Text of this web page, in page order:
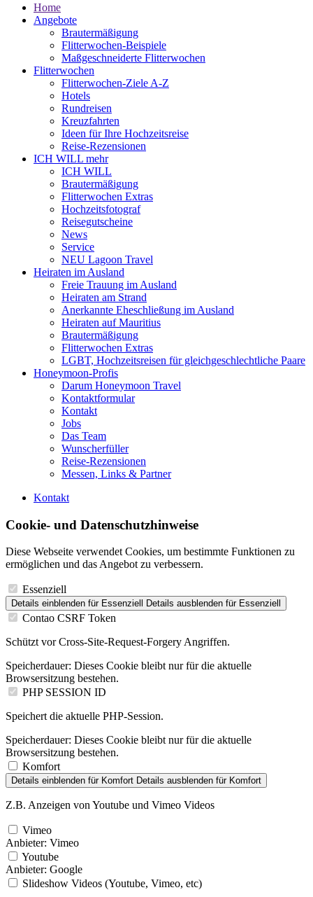
Home
Angebote
Brautermäßigung
Flitterwochen-Beispiele
Maßgeschneiderte Flitterwochen
Flitterwochen
Flitterwochen-Ziele A-Z
Hotels
Rundreisen
Kreuzfahrten
Ideen für Ihre Hochzeitsreise
Reise-Rezensionen
ICH WILL mehr
ICH WILL
Brautermäßigung
Flitterwochen Extras
Hochzeitsfotograf
Reisegutscheine
News
Service
NEU Lagoon Travel
Heiraten im Ausland
Freie Trauung im Ausland
Heiraten am Strand
Anerkannte Eheschließung im Ausland
Heiraten auf Mauritius
Brautermäßigung
Flitterwochen Extras
LGBT, Hochzeitsreisen für gleichgeschlechtliche Paare
Honeymoon-Profis
Darum Honeymoon Travel
Kontaktformular
Kontakt
Jobs
Das Team
Wunscherfüller
Reise-Rezensionen
Messen, Links & Partner
Kontakt
Cookie- und Datenschutzhinweise
Diese Webseite verwendet Cookies, um bestimmte Funktionen zu
ermöglichen und das Angebot zu verbessern.
Essenziell
Details einblenden für Essenziell Details ausblenden für Essenziell
Contao CSRF Token
Schützt vor Cross-Site-Request-Forgery Angriffen.
Speicherdauer: Dieses Cookie bleibt nur für die aktuelle
Browsersitzung bestehen.
PHP SESSION ID
Speichert die aktuelle PHP-Session.
Speicherdauer: Dieses Cookie bleibt nur für die aktuelle
Browsersitzung bestehen.
Komfort
Details einblenden für Komfort Details ausblenden für Komfort
Z.B. Anzeigen von Youtube und Vimeo Videos
Vimeo
Anbieter: Vimeo
Youtube
Anbieter: Google
Slideshow Videos (Youtube, Vimeo, etc)